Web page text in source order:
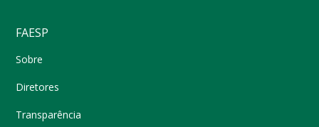
FAESP
Sobre
Diretores
Transparência